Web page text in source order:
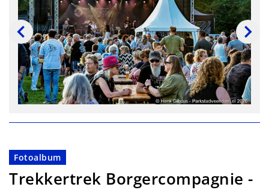
Fotoalbum
Trekkertrek Borgercompagnie -